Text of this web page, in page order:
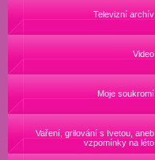
Televizní archív
Video
Moje soukromí
Vaření, grilování s Ivetou, aneb
vzpomínky na léto